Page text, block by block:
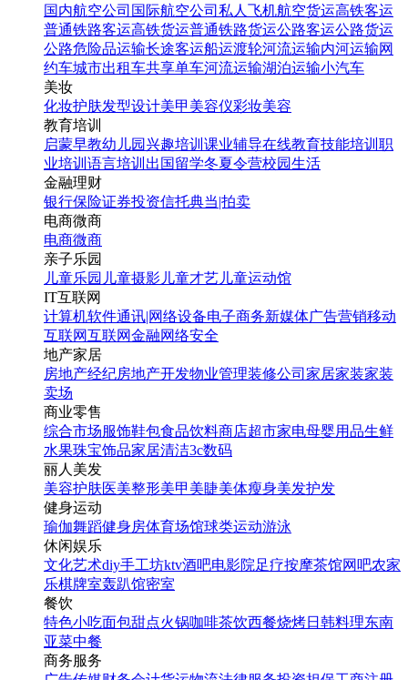
国内航空公司 国际航空公司 私人飞机航空货运高铁客运
普通铁路客运高铁货运普通铁路货运公路客运公路货运
公路危险品运输长途客运船运渡轮河流运输内河运输网
约车城市出租车共享单车河流运输湖泊运输小汽车
美妆
化妆护肤发型设计美甲 美容仪彩妆美容
教育培训
启蒙早教幼儿园 兴趣培训 课业辅导在线教育技能培训 职
业培训 语言培训 出国留学冬夏令营校园生活
金融理财
银行保险证券投资信托典当|拍卖
电商微商
电商微商
亲子乐园
儿童乐园 儿童摄影 儿童才艺 儿童运动馆
IT互联网
计算机软件通讯|网络设备电子商务新媒体广告营销移动
互联网互联网金融网络安全
地产家居
房地产经纪房地产开发物业管理装修公司 家居家装家装
卖场
商业零售
综合市场服饰鞋包食品饮料商店超市家电母婴用品生鲜
水果珠宝饰品家居清洁3c数码
丽人美发
美容护肤医美整形美甲美睫美体瘦身美发护发
健身运动
瑜伽舞蹈健身房体育场馆球类运动游泳
休闲娱乐
文化艺术diy手工坊ktv酒吧电影院足疗按摩茶馆网吧农家
乐棋牌室轰趴馆密室
餐饮
特色小吃面包甜点火锅咖啡茶饮西餐烧烤日韩料理东南
亚菜中餐
商务服务